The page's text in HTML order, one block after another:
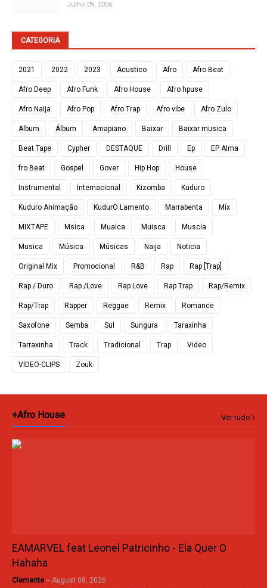
Julho 09, 2026
CATEGORIA
2021 2022 2023 Acustico Afro Afro Beat
Afro Deep Afro Funk Afro House Afro hpuse
Afro Naija Afro Pop Afro Trap Afro vibe Afro Zulo
Album Álbum Amapiano Baixar Baixar musica
Beat Tape Cypher DESTAQUE Drill Ep EP Alma
fro Beat Gospel Gover Hip Hop House
Instrumental Internacional Kizomba Kuduro
Kuduro Animação KudurO Lamento Marrabenta Mix
MIXTAPE Msica Muaica Muisca Muscia
Musica Música Músicas Naija Noticia
Original Mix Promocional R&B Rap Rap [Trap]
Rap / Duro Rap /Love Rap Love Rap Trap Rap/Remix
Rap/Trap Rapper Reggae Remix Romance
Saxofone Semba Sul Sungura Taraxinha
Tarraxinha Track Tradicional Trap Video
VIDEO-CLIPS Zouk
+Afro House Ver tudo
EAMARVEL feat Leonel Patricinho - Ela Quer O
Hahaha
Clemente - August 08, 2026